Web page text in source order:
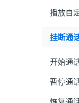
播放自
挂断通
开始通
暂停通